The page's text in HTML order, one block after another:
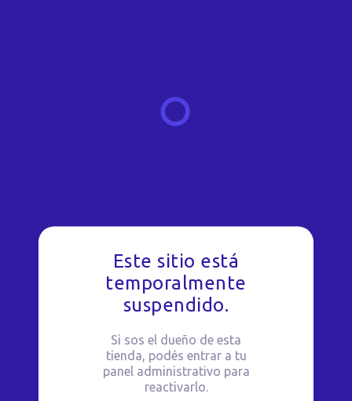
Este sitio está
temporalmente
suspendido.
Si sos el dueño de esta
tienda, podés entrar a tu
panel administrativo para
reactivarlo.